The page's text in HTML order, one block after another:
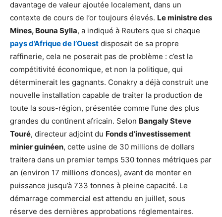
davantage de valeur ajoutée localement, dans un
contexte de cours de l’or toujours élevés. Le ministre des
Mines, Bouna Sylla, a indiqué à Reuters que si chaque
pays d’Afrique de l’Ouest disposait de sa propre
raffinerie, cela ne poserait pas de problème : c’est la
compétitivité économique, et non la politique, qui
déterminerait les gagnants. Conakry a déjà construit une
nouvelle installation capable de traiter la production de
toute la sous-région, présentée comme l’une des plus
grandes du continent africain. Selon Bangaly Steve
Touré, directeur adjoint du Fonds d’investissement
minier guinéen, cette usine de 30 millions de dollars
traitera dans un premier temps 530 tonnes métriques par
an (environ 17 millions d’onces), avant de monter en
puissance jusqu’à 733 tonnes à pleine capacité. Le
démarrage commercial est attendu en juillet, sous
réserve des dernières approbations réglementaires.